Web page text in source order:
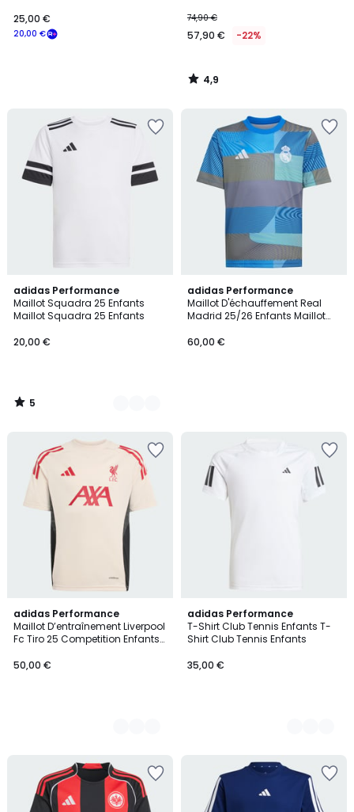
20,00 €
25,00 € 74,90 €
57,90 € -22%
4,9
/
adidas Performance
Maillot Squadra 25 Enfants
Maillot Squadra 25 Enfants
20,00 €
5
/
5
2
Couleurs
5
/
adidas Performance
Maillot D'échauffement Real
Madrid 25/26 Enfants Maillot
25/26 Enfants
60,00 €
adidas Performance
Maillot D’entraînement Liverpool
Fc Tiro 25 Competition Enfants
Fc Tiro 25 Competition Enfants
50,00 €
2
Couleurs
adidas Performance
T-Shirt Club Tennis Enfants T-
Shirt Club Tennis Enfants
35,00 €
2
Couleurs